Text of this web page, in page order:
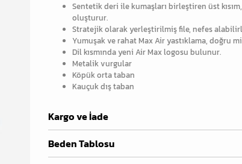
Sentetik deri ile kumaşları birleştiren üst
oluşturur.
Stratejik olarak yerleştirilmiş file, nefes
Yumuşak ve rahat Max Air yastıklama, doğru
Dil kısmında yeni Air Max logosu bulunur.
Metalik vurgular
Köpük orta taban
Kauçuk dış taban
Kargo ve İade
Beden Tablosu